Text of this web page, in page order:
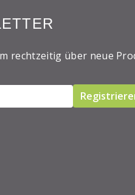
rechtzeitig über neue